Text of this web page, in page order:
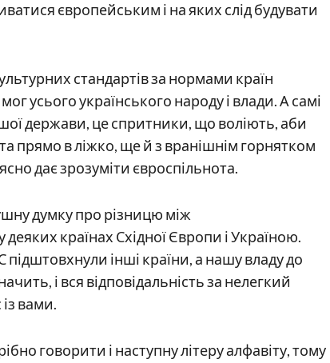
європейським і на яких слід будувати
стандартів за нормами країн
усього українського народу і влади. А самі
держави, це спритники, що воліють, аби
прямо в ліжко, ще й з вранішнім горнятком
дає зрозуміти євроспільнота.
думку про різницю між
країнах Східної Європи і Україною.
інші країни, а нашу владу до
і вся відповідальність за нелегкий
вами.
говорити і наступну літеру алфавіту, тому